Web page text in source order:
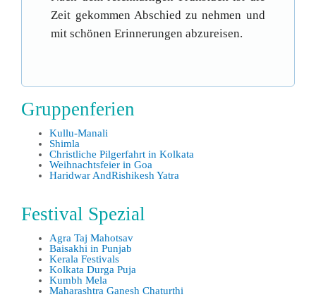
Zeit gekommen Abschied zu nehmen und
mit schönen Erinnerungen abzureisen.
Gruppenferien
Kullu-Manali
Shimla
Christliche Pilgerfahrt in Kolkata
Weihnachtsfeier in Goa
Haridwar AndRishikesh Yatra
Festival Spezial
Agra Taj Mahotsav
Baisakhi in Punjab
Kerala Festivals
Kolkata Durga Puja
Kumbh Mela
Maharashtra Ganesh Chaturthi